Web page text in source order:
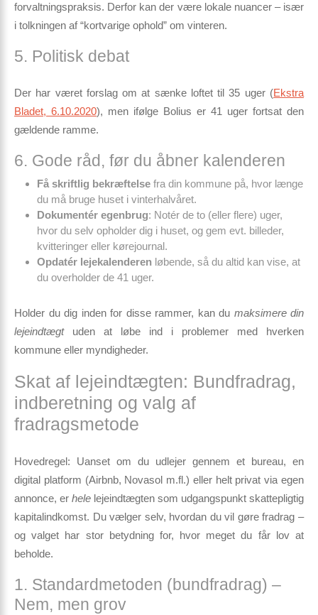
forvaltningspraksis. Derfor kan der være lokale nuancer – især
i tolkningen af “kortvarige ophold” om vinteren.
5. Politisk debat
Der har været forslag om at sænke loftet til 35 uger (Ekstra
Bladet, 6.10.2020), men ifølge Bolius er 41 uger fortsat den
gældende ramme.
6. Gode råd, før du åbner kalenderen
Få skriftlig bekræftelse fra din kommune på, hvor længe
du må bruge huset i vinterhalvåret.
Dokumentér egenbrug: Notér de to (eller flere) uger,
hvor du selv opholder dig i huset, og gem evt. billeder,
kvitteringer eller kørejournal.
Opdatér lejekalenderen løbende, så du altid kan vise, at
du overholder de 41 uger.
Holder du dig inden for disse rammer, kan du maksimere din
lejeindtægtuden at løbe ind i problemer med hverken
kommune eller myndigheder.
Skat af lejeindtægten: Bundfradrag,
indberetning og valg af
fradragsmetode
Hovedregel: Uanset om du udlejer gennem et bureau, en
digital platform (Airbnb, Novasol m.fl.) eller helt privat via egen
annonce, er hele lejeindtægten som udgangspunkt skattepligtig
kapitalindkomst. Du vælger selv, hvordan du vil gøre fradrag –
og valget har stor betydning for, hvor meget du får lov at
beholde.
1. Standardmetoden (bundfradrag) –
Nem, men grov